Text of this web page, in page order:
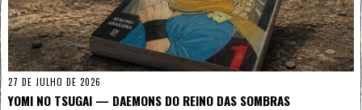
27 DE JULHO DE 2026
YOMI NO TSUGAI — DAEMONS DO REINO DAS SOMBRAS